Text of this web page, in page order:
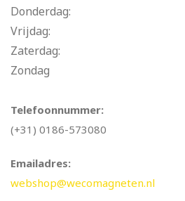
Donderdag:
Vrijdag:
Zaterdag:
Zondag
Telefoonnummer:
(+31) 0186-573080
Emailadres:
webshop@wecomagneten.nl